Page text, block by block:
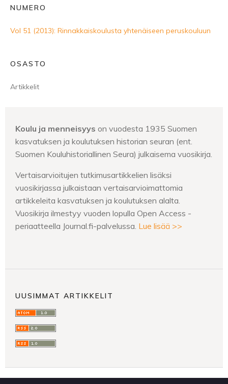
NUMERO
Vol 51 (2013): Rinnakkaiskoulusta yhtenäiseen peruskouluun
OSASTO
Artikkelit
Koulu ja menneisyys on vuodesta 1935 Suomen
kasvatuksen ja koulutuksen historian seuran (ent.
Suomen Kouluhistoriallinen Seura) julkaisema vuosikirja.
Vertaisarvioitujen tutkimusartikkelien lisäksi
vuosikirjassa julkaistaan vertaisarvioimattomia
artikkeleita kasvatuksen ja koulutuksen alalta.
Vuosikirja ilmestyy vuoden lopulla Open Access -
periaatteella Journal.fi-palvelussa. Lue lisää >>
UUSIMMAT ARTIKKELIT